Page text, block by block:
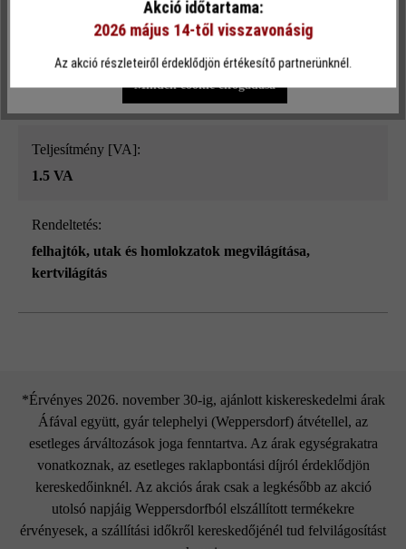
Teljesítmény [VA]:
1.5 VA
Rendeltetés:
felhajtók, utak és homlokzatok megvilágítása,
kertvilágítás
*Érvényes 2026. november 30-ig, ajánlott kiskereskedelmi árak
Áfával együtt, gyár telephelyi (Weppersdorf) átvétellel, az
esetleges árváltozások joga fenntartva. Az árak egységrakatra
vonatkoznak, az esetleges raklapbontási díjról érdeklődjön
kereskedőinknél. Az akciós árak csak a legkésőbb az akció
utolsó napjáig Weppersdorfból elszállított termékekre
érvényesek, a szállítási időkről kereskedőjénél tud felvilágosítást
Csak funkcionális cookie elfogadása
Minden cookie elfogadása
Akció időtartama:
2026 május 14-től visszavonásig
Az akció részleteiről érdeklődjön értékesítő partnerünknél.